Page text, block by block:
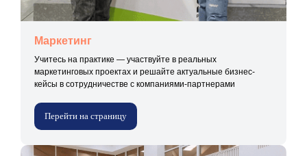
Маркетинг
Учитесь на практике — участвуйте в реальных
маркетинговых проектах и решайте актуальные бизнес-
кейсы в сотрудничестве с компаниями-партнерами
Перейти на страницу